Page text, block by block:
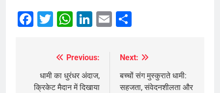
Facebook
Twitter
WhatsApp
LinkedIn
Email
navigation
Previous:
धामी का धुरंधर अंदाज,
क्रिकेट मैदान में दिखाया
Next:
बच्चों संग मुस्कुराते धामी:
सहजता, संवेदनशीलता और